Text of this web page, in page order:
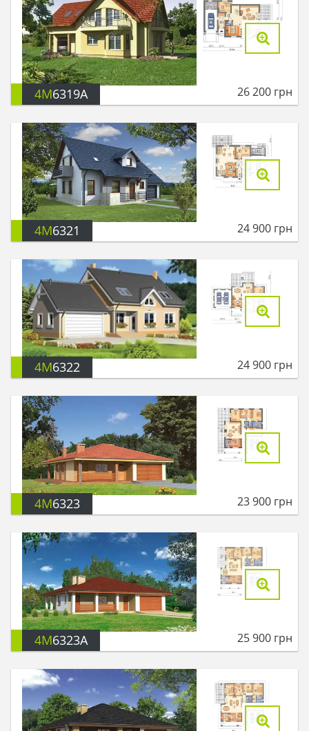
4M6319A 26 200 грн
4M6321 24 900 грн
4M6322 24 900 грн
4M6323 23 900 грн
4M6323A 25 900 грн